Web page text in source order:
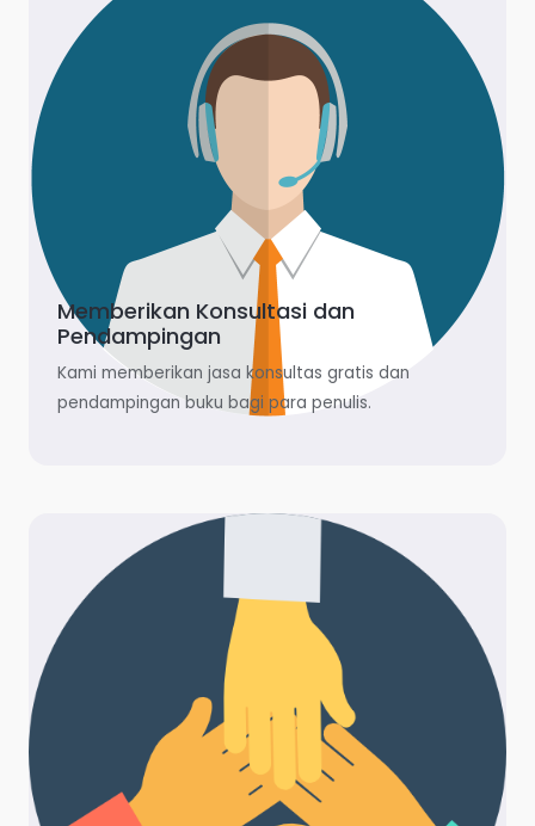
Memberikan Konsultasi dan
Pendampingan
Kami memberikan jasa konsultas gratis dan
pendampingan buku bagi para penulis.